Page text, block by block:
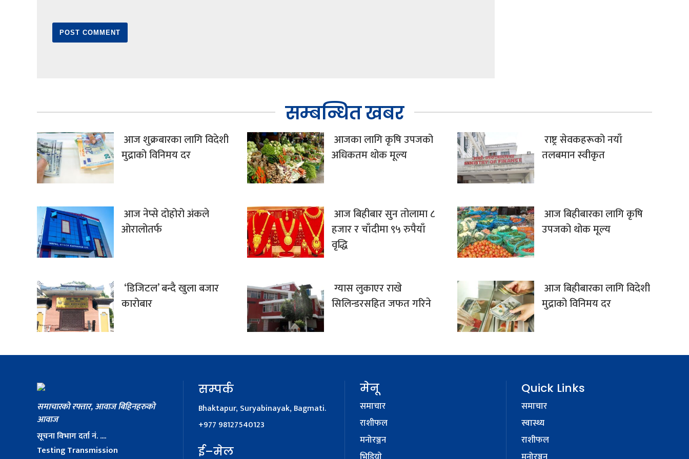
सम्बन्धित खबर
आज शुक्रबारका लागि विदेशी
मुद्राको विनिमय दर
आजका लागि कृषि उपजको
अधिकतम थोक मूल्य
राष्ट्र सेवकहरूको नयाँ
तलबमान स्वीकृत
आज नेप्से दोहोरो अंकले
ओरालोतर्फ
आज बिहीबार सुन तोलामा ८
हजार र चाँदीमा ९५ रुपैयाँ
वृद्धि
आज बिहीबारका लागि कृषि
उपजको थोक मूल्य
‘डिजिटल’ बन्दै खुला बजार
कारोबार
ग्यास लुकाएर राखे
सिलिन्डरसहित जफत गरिने
आज बिहीबारका लागि विदेशी
मुद्राको विनिमय दर
समाचारको रफ्तार, आवाज बिहिनहरुको
आवाज
सूचना विभाग दर्ता नं. ....
Testing Transmission
सम्पर्क
Bhaktapur, Suryabinayak, Bagmati.
+977 98127540123
ई–मेल
मेनू
समाचार
राशीफल
मनोरञ्जन
Quick Links
समाचार
स्वास्थ्य
राशीफल